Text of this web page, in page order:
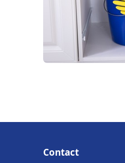
Contact